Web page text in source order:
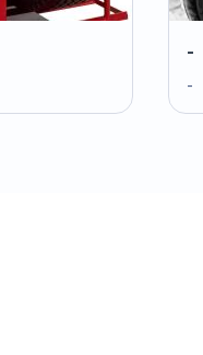
-
-